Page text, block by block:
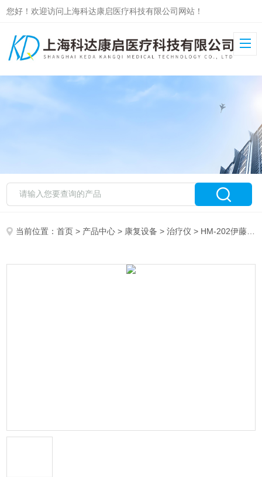
您好！欢迎访问上海科达康启医疗科技有限公司网站！
当前位置：首页 > 产品中心 > 康复设备 >治疗仪 > HM-202伊藤温热治疗仪